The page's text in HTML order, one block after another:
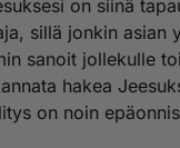
on siinä
sillä jonkin asian
sanoit jollekulle
hakea
on noin